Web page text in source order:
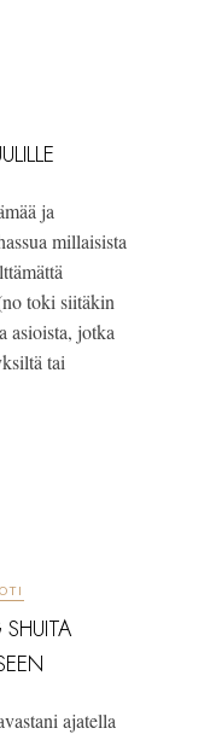
ja
millaisista
toki siitäkin
asioista, jotka
tai
ajatella